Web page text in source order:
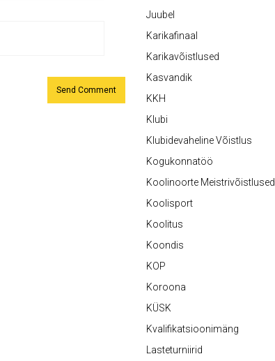
Juubel
Karikafinaal
Karikavõistlused
Kasvandik
KKH
Klubi
Klubidevaheline Võistlus
Kogukonnatöö
Koolinoorte Meistrivõistlused
Koolisport
Koolitus
Koondis
KOP
Koroona
KÜSK
Kvalifikatsioonimäng
Lasteturniirid